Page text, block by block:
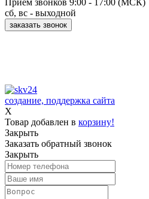
сб, вс - выходной
заказать звонок
создание, поддержка сайта
X
Товар добавлен в корзину!
Закрыть
Заказать обратный звонок
Закрыть